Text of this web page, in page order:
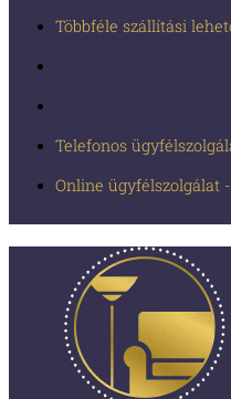
Többféle szállítási
Telefonos
Online ügyfélszolgálat